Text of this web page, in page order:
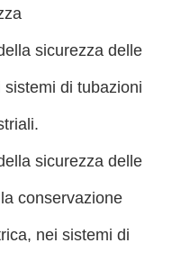
sicurezza delle
di tubazioni
sicurezza delle
conservazione
nei sistemi di